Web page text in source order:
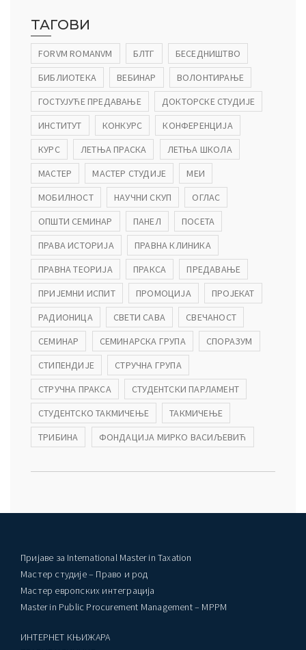
ТАГОВИ
FORVM ROMANVM БЛТГ
БЕСЕДНИШТВО
БИБЛИОТЕКА
ВЕБИНАР
ВОЛОНТИРАЊЕ
ГОСТУЈУЋЕ ПРЕДАВАЊЕ
ДОКТОРСКЕ СТУДИЈЕ
ИНСТИТУТ
КОНКУРС
КОНФЕРЕНЦИЈА
КУРС
ЛЕТЊА ПРАСКА
ЛЕТЊА ШКОЛА
МАСТЕР
МАСТЕР СТУДИЈЕ
МЕИ
МОБИЛНОСТ
НАУЧНИ СКУП
ОГЛАС
ОПШТИ СЕМИНАР
ПАНЕЛ
ПОСЕТА
ПРАВА ИСТОРИЈА
ПРАВНА КЛИНИКА
ПРАВНА ТЕОРИЈА
ПРАКСА
ПРЕДАВАЊЕ
ПРИЈЕМНИ ИСПИТ
ПРОМОЦИЈА
ПРОЈЕКАТ
РАДИОНИЦА
СВЕТИ САВА
СВЕЧАНОСТ
СЕМИНАР
СЕМИНАРСКА ГРУПА
СПОРАЗУМ
СТИПЕНДИЈЕ
СТРУЧНА ГРУПА
СТРУЧНА ПРАКСА
СТУДЕНТСКИ ПАРЛАМЕНТ
СТУДЕНТСКО ТАКМИЧЕЊЕ
ТАКМИЧЕЊЕ
ТРИБИНА
ФОНДАЦИЈА МИРКО ВАСИЉЕВИЋ
Пријаве за International Master in Taxation
Мастер студије – Право и род
Мастер европских интеграција
Master in Public Procurement Management – MPPM
ИНТЕРНЕТ КЊИЖАРА